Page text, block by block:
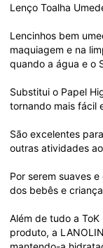
Lenço Toalha
Lencinhos bem
maquiagem e na
quando a água e o
Substitui o Papel
tornando mais fácil
São excelentes
outras atividades
Por serem suaves
dos bebês e
Além de tudo a
produto, a